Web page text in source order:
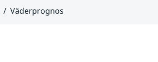
Väderprognos